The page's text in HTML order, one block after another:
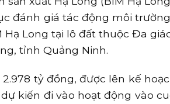
đánh giá tác động môi
Long tại lô đất thuộc Đa
tỉnh Quảng Ninh.
tỷ đồng, được lên kế
kiến đi vào hoạt động vào